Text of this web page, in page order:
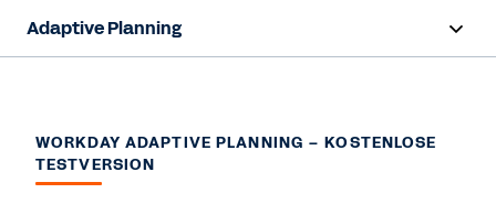
Adaptive Planning
KI-Funktionen
Funktionen
WORKDAY ADAPTIVE PLANNING – KOSTENLOSE
TESTVERSION